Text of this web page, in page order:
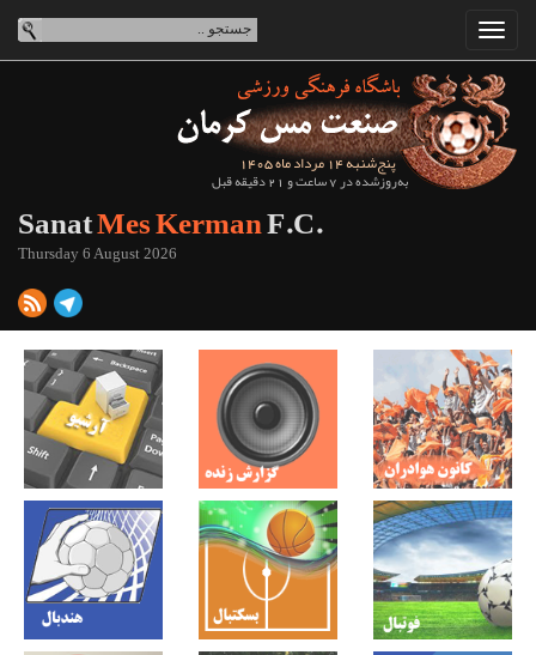
پنج‌شنبه 14 مرداد ماه 1405
به‌روزشده در 7 ساعت و 21 دقیقه قبل
SanatMes KermanF.C.
Thursday 6 August 2026